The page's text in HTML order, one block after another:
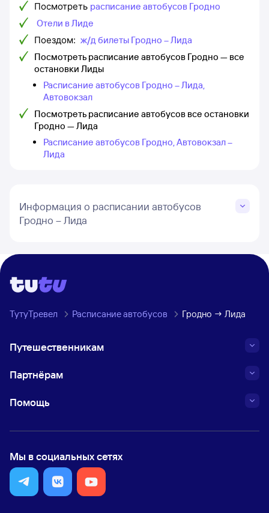
Посмотреть расписание автобусов Гродно
Отели в Лиде
Поездом: ж/д билеты Гродно – Лида
Посмотреть расписание автобусов Гродно — все
остановки Лиды
Расписание автобусов Гродно – Лида,
Автовокзал
Посмотреть расписание автобусов все остановки
Гродно — Лида
Расписание автобусов Гродно, Автовокзал –
Лида
Информация о расписании автобусов
Гродно – Лида
ТутуТревел Расписание автобусов Гродно → Лида
Путешественникам
Партнёрам
Помощь
Мы в социальных сетях